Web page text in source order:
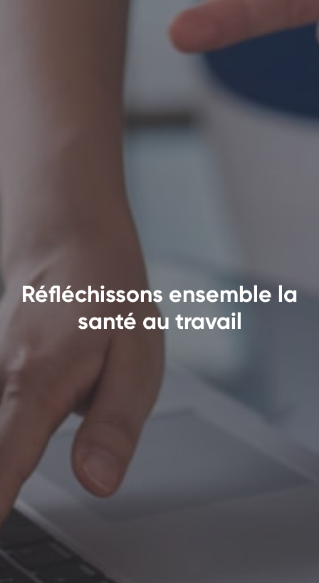
Réfléchissons ensemble la
santé au travail